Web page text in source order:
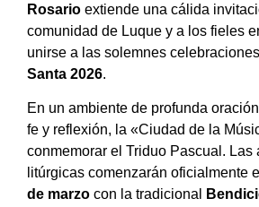
Rosario extiende una cálida
comunidad de Luque y a los fieles
unirse a las solemnes
Santa 2026.
En un ambiente de profunda
fe y reflexión, la «Ciudad de la
conmemorar el Triduo Pascual. Las
litúrgicas comenzarán oficialmente
de marzo con la tradicional